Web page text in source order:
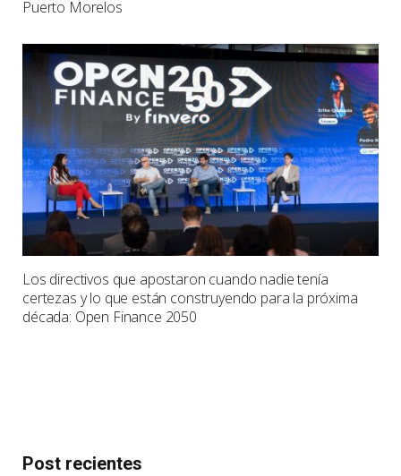
Puerto Morelos
Los directivos que apostaron cuando nadie tenía
certezas y lo que están construyendo para la próxima
década: Open Finance 2050
Post recientes